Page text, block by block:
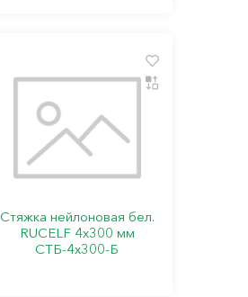
Стяжка нейлоновая бел.
RUCELF 4х300 мм
СТБ-4х300-Б